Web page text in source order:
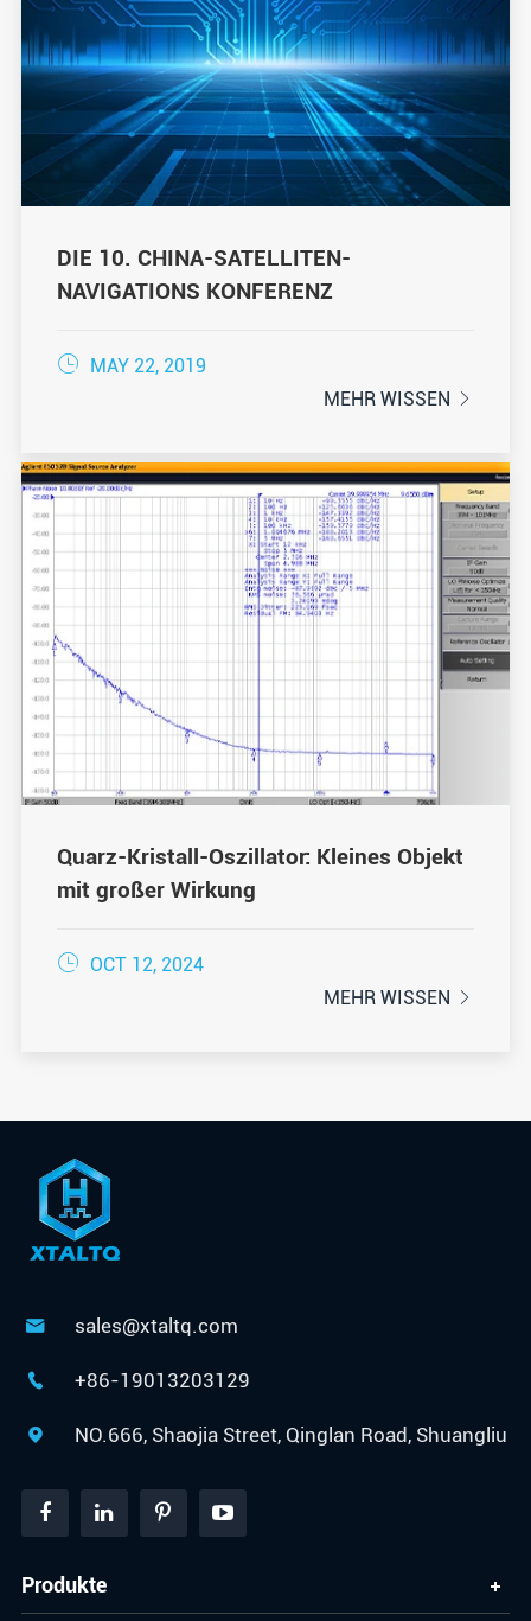
DIE 10. CHINA-SATELLITEN-
NAVIGATIONS KONFERENZ
 MAY 22, 2019
MEHR WISSEN

Quarz-Kristall-Oszillator: Kleines Objekt
mit großer Wirkung
 OCT 12, 2024
MEHR WISSEN

 sales@xtaltq.com
 +86-19013203129
 NO.666, Shaojia Street, Qinglan Road, Shuangliu
Produkte